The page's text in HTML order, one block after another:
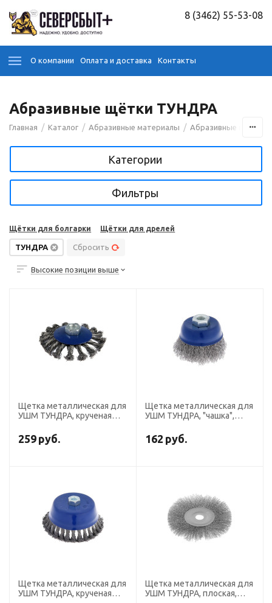
8 (3462) 55-53-08
О компании Оплата и доставка Контакты
Абразивные щётки ТУНДРА
Главная / Каталог / Абразивные материалы / Абразивные щётки
Категории
Фильтры
Щётки для болгарки Щётки для дрелей
ТУНДРА Сбросить
Высокие позиции выше
Щетка металлическая для
УШМ ТУНДРА, крученая
100 мм
259 руб.
Щетка металлическая для
УШМ ТУНДРА, "чашка",
162 руб.
Щетка металлическая для
УШМ ТУНДРА, крученая
Щетка металлическая для
УШМ ТУНДРА, плоская,